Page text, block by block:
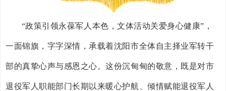
“政策引领永葆军人本色，文体活动关爱身心健康”，
一面锦旗，字字深情，承载着沈阳市全体自主择业军转干
部的真挚心声与感恩之心。这份沉甸甸的敬意，既是对市
退役军人职能部门长期以来暖心护航、倾情赋能退役军人